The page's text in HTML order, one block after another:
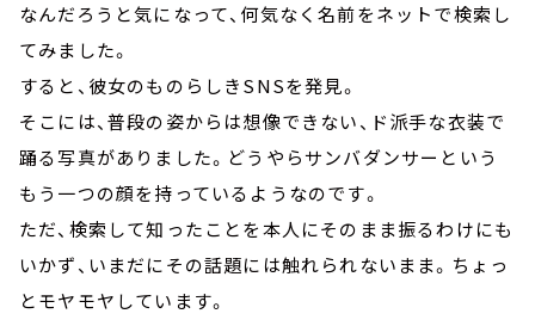
なんだろうと気になって、何気なく名前をネットで検索し
てみました。
すると、彼女のものらしきSNSを発見。
そこには、普段の姿からは想像できない、ド派手な衣装で
踊る写真がありました。どうやらサンバダンサーという
もう一つの顔を持っているようなのです。
ただ、検索して知ったことを本人にそのまま振るわけにも
いかず、いまだにその話題には触れられないまま。ちょっ
とモヤモヤしています。